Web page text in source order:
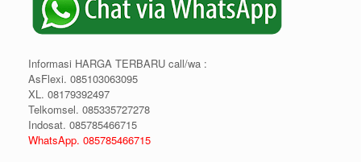
Informasi HARGA TERBARU call/wa :
AsFlexi. 085103063095
XL. 08179392497
Telkomsel. 085335727278
Indosat. 085785466715
WhatsApp. 085785466715